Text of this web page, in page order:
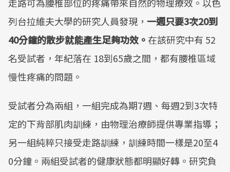
列台拉維夫大學的研究人員發現， 一週只要3次20到
40分鐘的散步就能產生足夠功效。 在該研究中有 52
名受試者，年紀落在 18到65歲之間，都有腰椎區域
慢性疼痛的問題。
受試者分為兩組，一組完成為期7週、每週2到3次特
定的下背部肌肉訓練，由物理治療師提供專業指導；
另一組純粹只接受走路訓練，訓練時間一樣是20至4
0分鐘。兩組受試者的健康狀態都明顯好轉。研究負